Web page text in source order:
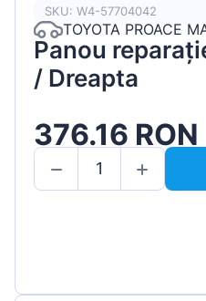
SKU: W4-57704042
TOYOTA PROACE
Panou
/ Dreapta
376.16 RON